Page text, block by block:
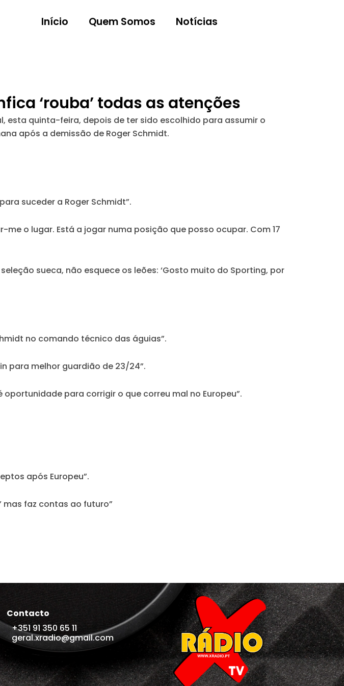
Início Quem Somos Notícias
‘rouba’ todas as atenções
esta quinta-feira, depois de ter sido escolhido para assumir o
após a demissão de Roger Schmidt.
suceder a Roger Schmidt”.
me o lugar. Está a jogar numa posição que posso ocupar. Com 17
sueca, não esquece os leões: ‘Gosto muito do Sporting, por
no comando técnico das águias”.
para melhor guardião de 23/24”.
para corrigir o que correu mal no Europeu”.
após Europeu”.
mas faz contas ao futuro”
Contacto
+351 91 350 65 11
geral.xradio@gmail.com